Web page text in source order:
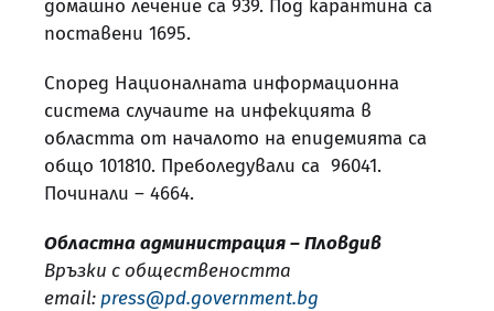
домашно лечение са 939. Под карантина са
поставени 1695.
Според Националната информационна
система случаите на инфекцията в
областта от началото на епидемията са
общо 101810. Преболедували са 96041.
Починали – 4664.
Областна администрация – Пловдив
Връзки с обществеността
email: press@pd.government.bg